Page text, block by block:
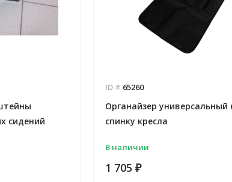
сидений
ID # 65260
Органайзер универсальный
спинку кресла
В наличии
1 705 ₽